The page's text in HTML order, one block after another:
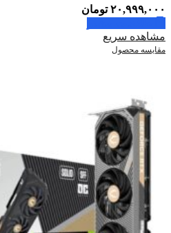
۲۰,۹۹۹,۰۰۰ تومان
مشاهده سریع
مقایسه محصول